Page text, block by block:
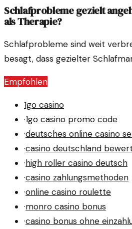
Schlafprobleme gezielt
als Therapie?
Schlafprobleme sind weit
besagt, dass gezielter
Schlafstörungen zu behandeln.
Empfohlen
1go casino
·1go casino promo code
·deutsches online casino
·casino deutschland
·high roller casino deutsch
·casino zahlungsmethoden
·online casino roulette
·monro casino bonus
·casino bonus ohne